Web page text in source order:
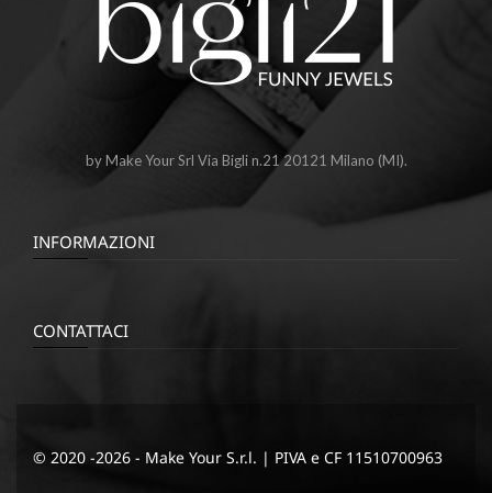
by Make Your Srl Via Bigli n.21 20121 Milano (MI).
INFORMAZIONI
CONTATTACI
© 2020 -2026 - Make Your S.r.l. | PIVA e CF 11510700963